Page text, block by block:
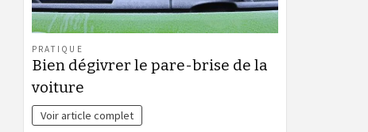
PRATIQUE
Bien dégivrer le pare-brise de la
voiture
Voir article complet